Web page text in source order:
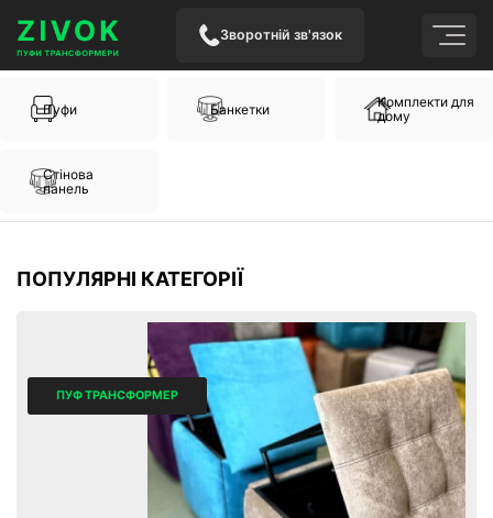
Зворотній зв'язок
Пуфи Банкетки
Комплекти для
дому
Стінова
панель
ПОПУЛЯРНІ КАТЕГОРІЇ
ПУФ ТРАНСФОРМЕР